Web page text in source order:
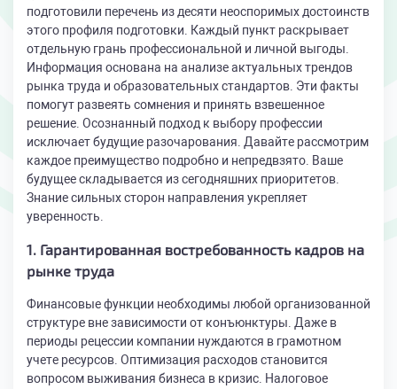
подготовили перечень из десяти неоспоримых достоинств
этого профиля подготовки. Каждый пункт раскрывает
отдельную грань профессиональной и личной выгоды.
Информация основана на анализе актуальных трендов
рынка труда и образовательных стандартов. Эти факты
помогут развеять сомнения и принять взвешенное
решение. Осознанный подход к выбору профессии
исключает будущие разочарования. Давайте рассмотрим
каждое преимущество подробно и непредвзято. Ваше
будущее складывается из сегодняшних приоритетов.
Знание сильных сторон направления укрепляет
уверенность.
1. Гарантированная востребованность кадров на
рынке труда
Финансовые функции необходимы любой организованной
структуре вне зависимости от конъюнктуры. Даже в
периоды рецессии компании нуждаются в грамотном
учете ресурсов. Оптимизация расходов становится
вопросом выживания бизнеса в кризис. Налоговое